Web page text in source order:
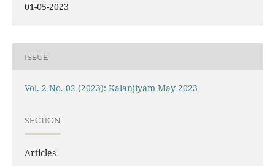
01-05-2023
ISSUE
Vol. 2 No. 02 (2023): Kalanjiyam May 2023
SECTION
Articles